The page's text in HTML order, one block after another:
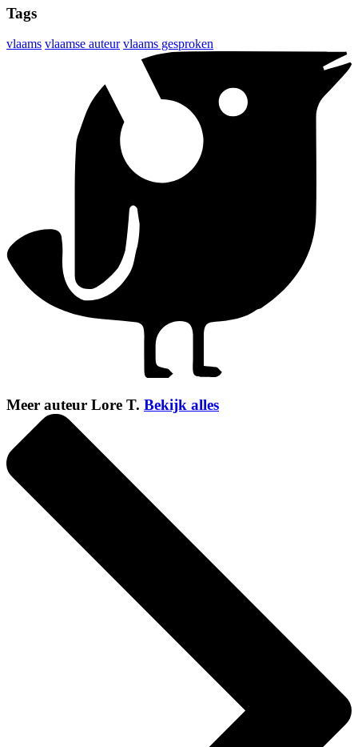
Tags
vlaams vlaamse auteur vlaams gesproken
Meer auteur Lore T. Bekijk alles